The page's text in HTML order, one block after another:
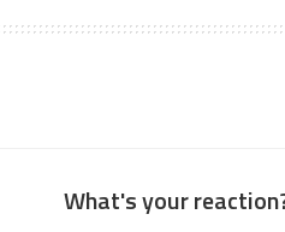
What's your